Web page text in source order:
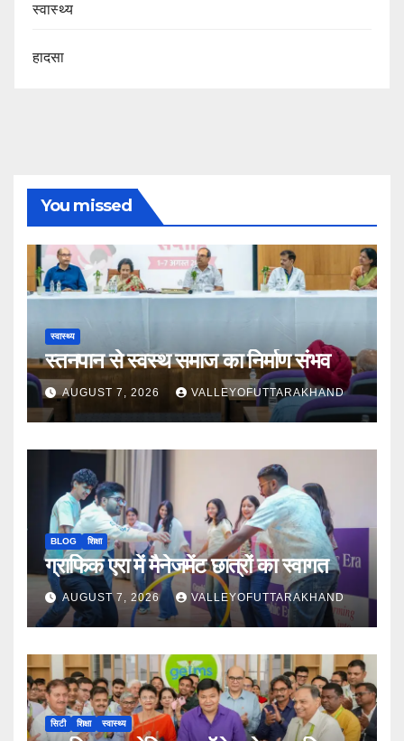
स्वास्थ्य
हादसा
You missed
स्वास्थ्य
स्तनपान से स्वस्थ समाज का निर्माण संभव
AUGUST 7, 2026 VALLEYOFUTTARAKHAND
BLOG शिक्षा
ग्राफिक एरा में मैनेजमेंट छात्रों का स्वागत
AUGUST 7, 2026 VALLEYOFUTTARAKHAND
सिटी शिक्षा स्वास्थ्य